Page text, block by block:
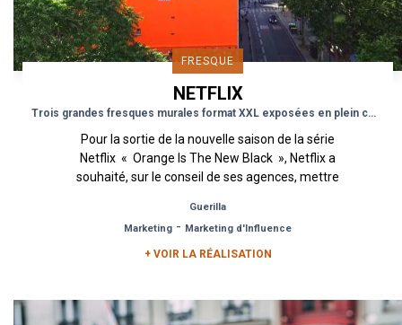
FRESQUE
NETFLIX
Trois grandes fresques murales format XXL exposées en plein cœur de Paris
Pour la sortie de la nouvelle saison de la série
Netflix « Orange Is The New Black », Netflix a
souhaité, sur le conseil de ses agences, mettre
Guerilla
Marketing - Marketing d'Influence
+ VOIR LA RÉALISATION